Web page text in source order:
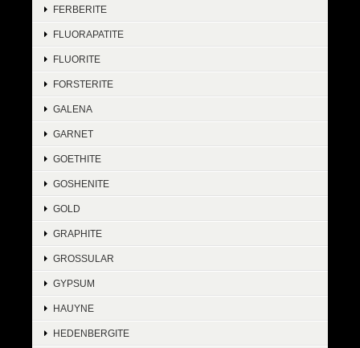
FERBERITE
FLUORAPATITE
FLUORITE
FORSTERITE
GALENA
GARNET
GOETHITE
GOSHENITE
GOLD
GRAPHITE
GROSSULAR
GYPSUM
HAUYNE
HEDENBERGITE